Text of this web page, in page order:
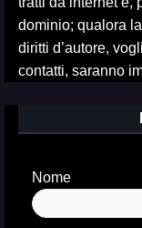
dominio; qualora
diritti d’autore,
contatti, saranno
Nome